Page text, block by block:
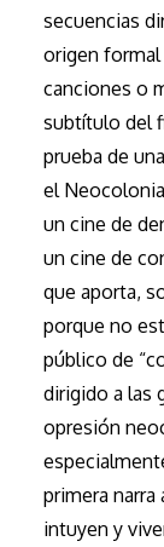
secuencias
origen
canciones o
subtítulo del
prueba de
el
un cine de
un cine de
que aporta,
porque no
público de
dirigido a las
opresión
primera
intuyen y